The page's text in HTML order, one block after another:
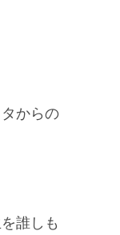
からの
誰しも